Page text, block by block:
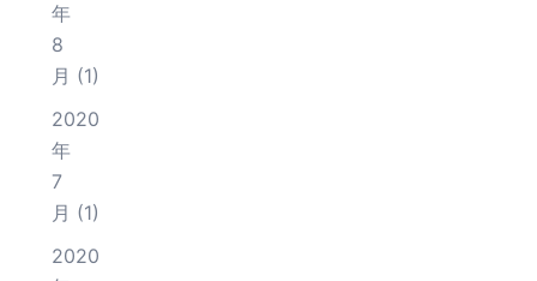
年
8
月 (1)
2020
年
7
月 (1)
2020